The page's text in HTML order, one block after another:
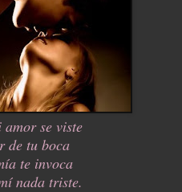
amor se viste
de tu boca
te invoca
nada triste.